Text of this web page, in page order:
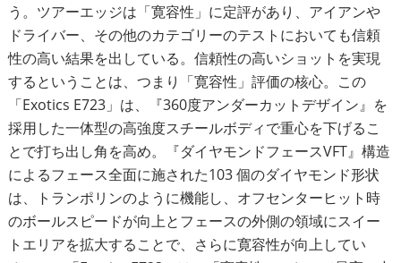
う。ツアーエッジは「寛容性」に定評があり、アイアンや
ドライバー、その他のカテゴリーのテストにおいても信頼
性の高い結果を出している。信頼性の高いショットを実現
するということは、つまり「寛容性」評価の核心。この
「Exotics E723」は、『360度アンダーカットデザイン』を
採用した一体型の高強度スチールボディで重心を下げるこ
とで打ち出し角を高め。『ダイヤモンドフェースVFT』構造
によるフェース全面に施された103 個のダイヤモンド形状
は、トランポリンのように機能し、オフセンターヒット時
のボールスピードが向上とフェースの外側の領域にスイー
トエリアを拡大することで、さらに寛容性が向上してい